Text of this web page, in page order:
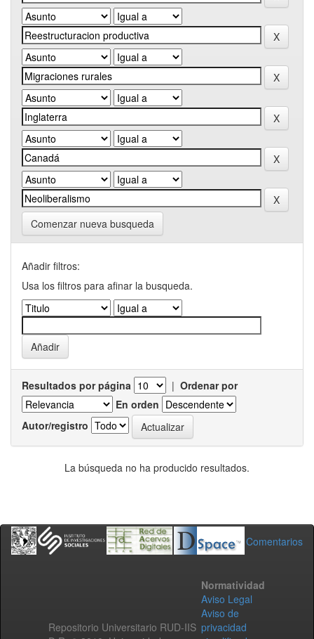
Comenzar nueva busqueda
Añadir filtros:
Usa los filtros para afinar la busqueda.
Resultados por página | Ordenar por
En orden
Autor/registro
La búsqueda no ha producido resultados.
Comentarios
Repositorio Universitario RUD-IIS
Normatividad
Aviso Legal
Aviso de
privacidad